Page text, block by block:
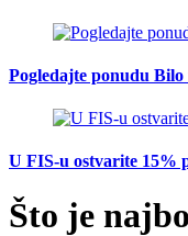
Pogledajte ponudu
U FIS-u ostvarite 15%
Što je